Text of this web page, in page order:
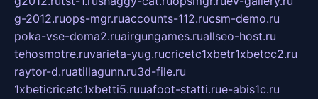
g-2012.ruops-mgr.ruaccounts-112.rucsm-demo.ru
poka-vse-doma2.ruairgungames.ruallseo-host.ru
tehosmotre.ruvarieta-yug.rucricetc1xbetr1xbetcc2.ru
raytor-d.ruatillagunn.ru3d-file.ru
1xbeticricetc1xbetti5.ruuafoot-statti.rue-abis1c.ru